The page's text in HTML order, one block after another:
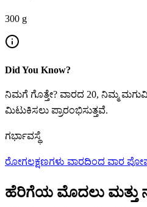
300 g
Did You Know?
ನಿಮಗೆ ಗೊತ್ತೇ? ವಾರದ 20, ನಿಮ್ಮ
ಮಿಟುಕಿಸಲು ಪ್ರಾರಂಭಿಸುತ್ತವೆ.
ಗರ್ಭಾವಸ್ಥೆ
ರೋಗಲಕ್ಷಣಗಳು ವಾರದಿಂದ ವಾರ
ಹೆರಿಗೆಯ ಮೊದಲು ಮತ್ತು